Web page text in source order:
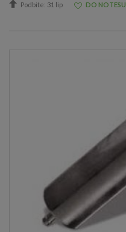
Podbite: 31 lip DO NOTESU